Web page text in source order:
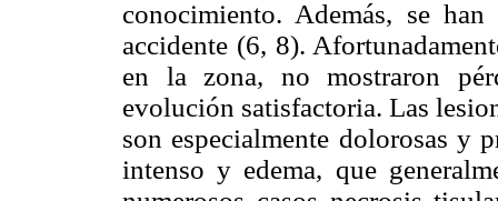
conocimiento. Además, se
accidente (6, 8).
en la zona, no mostraron
evolución satisfactoria. Las
son especialmente dolorosas y
intenso y edema, que